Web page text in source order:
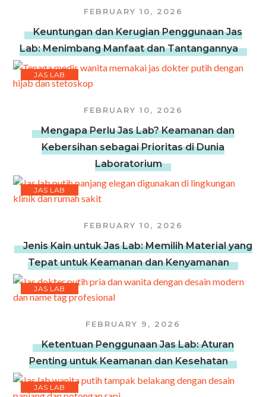
FEBRUARY 10, 2026
Keuntungan dan Kerugian Penggunaan Jas
Lab: Menimbang Manfaat dan Tantangannya
JAS LAB
FEBRUARY 10, 2026
Mengapa Perlu Jas Lab? Keamanan dan
Kebersihan sebagai Prioritas di Dunia
Laboratorium
JAS LAB
FEBRUARY 10, 2026
Jenis Kain untuk Jas Lab: Memilih Material yang
Tepat untuk Keamanan dan Kenyamanan
JAS LAB
FEBRUARY 9, 2026
Ketentuan Penggunaan Jas Lab: Aturan
Penting untuk Keamanan dan Kesehatan
JAS LAB